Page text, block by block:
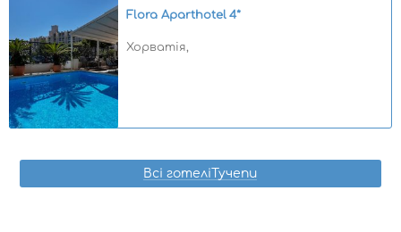
Flora Aparthotel 4*
Хорватія,
Всі готеліТучепи